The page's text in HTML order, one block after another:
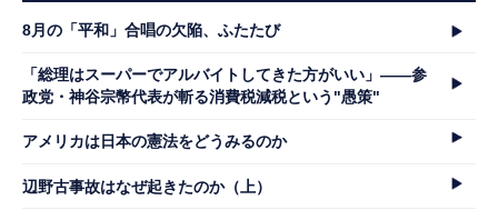
8月の「平和」合唱の欠陥、ふたたび
「総理はスーパーでアルバイトしてきた方がいい」――参
政党・神谷宗幣代表が斬る消費税減税という"愚策"
アメリカは日本の憲法をどうみるのか
辺野古事故はなぜ起きたのか（上）